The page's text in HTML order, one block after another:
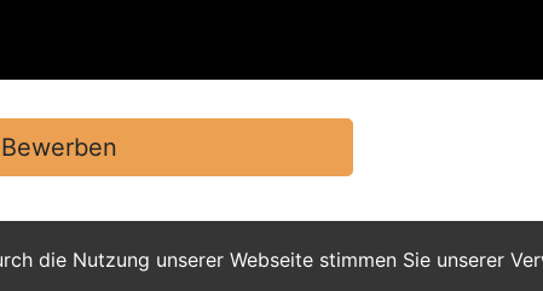
die Nutzung unserer Webseite stimmen Sie unserer